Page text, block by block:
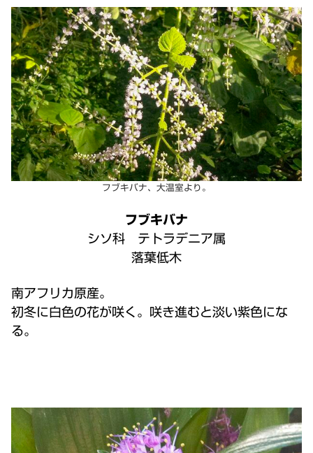
フブキバナ、大温室より。
フブキバナ
シソ科 テトラデニア属
落葉低木
南アフリカ原産。
初冬に白色の花が咲く。咲き進むと淡い紫色にな
る。